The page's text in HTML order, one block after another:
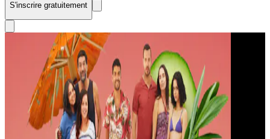
S'inscrire gratuitement